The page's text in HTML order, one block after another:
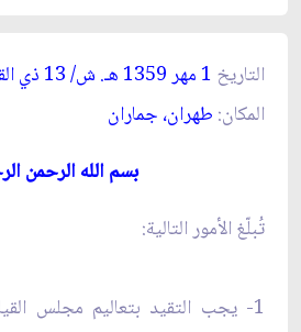
التاريخ
المكان: طهران، جماران‏
بسم الله الرحمن
تُبلّغ الأمور التالية:
1- يجب التقيد بتعاليم مجلس